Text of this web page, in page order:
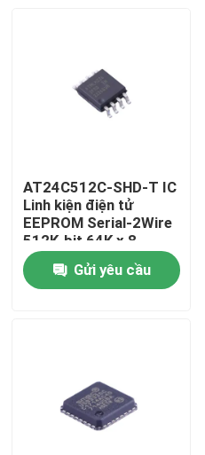
Các sản phẩm
AT24C512C-SHD-T IC
Linh kiện điện tử
EEPROM Serial-2Wire
512K-bit 64K x 8
3.3V/5V 8-Pin SOIC
EIAJ T/RGửi yêu cầu